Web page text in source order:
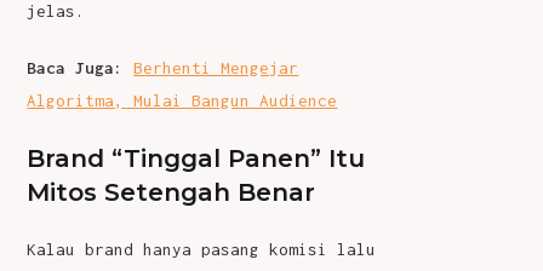
jelas.
Baca Juga:
Berhenti Mengejar
Algoritma, Mulai Bangun Audience
Brand “Tinggal Panen” Itu
Mitos Setengah Benar
Kalau brand hanya pasang komisi lalu